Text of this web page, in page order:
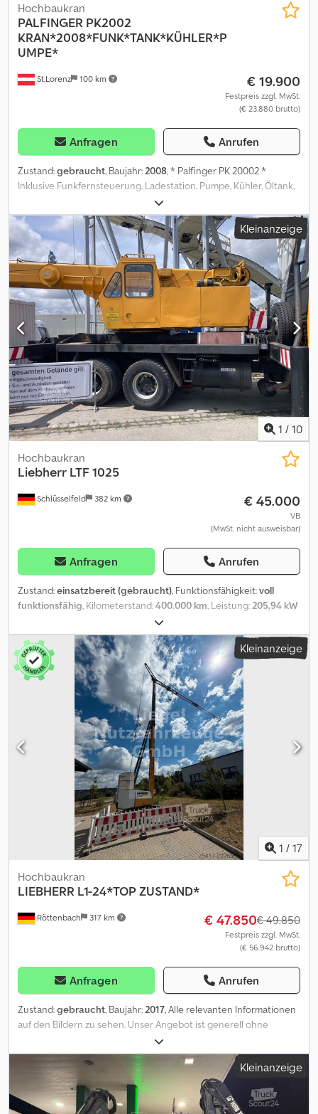
St.Lorenz 100 km
Hochbaukran
PALFINGER PK2002
KRAN*2008*FUNK*TANK*KÜHLER*P
UMPE*
€ 19.900
Festpreis zzgl. MwSt.
(€ 23.880 brutto)
Anfragen Anrufen
Zustand:gebraucht, Baujahr:2008, * Palfinger PK 20002 *
Inklusive Funkfernsteuerung, Ladestation, Pumpe, Kühler, Öltank,
Csdpfx Aszqiupecaeha * Baujahr: 2008 * Alle Angaben ohne
Gewähr * Irrtum und Zwischenverkauf Vorbehalten
Kleinanzeige
1 / 10
Schlüsselfeld 382 km
Hochbaukran
Liebherr LTF 1025
€ 45.000
VB
(MwSt. nicht ausweisbar)
Anfragen Anrufen
Zustand:einsatzbereit (gebraucht), Funktionsfähigkeit:voll
funktionsfähig , Kilometerstand:400.000 km , Leistung: 205,94 kW
mechanisch
Gesamtgewicht:26.000 kg, Leergewicht:26.000 kg, maximales
Ladegewicht:26.000 kg, Reifengröße:13/22,5, Achsen-
Konfiguration:3 Achsen, nächste Prüfung (TÜV):03/2027
Emissionsklasse:Euro5 , Bremsen:Sonstige, Federung:
Kran, Die Anlage befindet sich in einem
gebrauchten, altersentsprechenden Zustand mit den üblichen
Gebrauchsspuren. Sie wurde regelmäßig genutzt sowie laufend
gewartet und instand gehalten. Eine Besichtigung ist jederzeit
nach Terminvereinbarung möglich. Chsdpfezrnd Ssx Acaja
Kleinanzeige
1 / 17
Röttenbach 317 km
Hochbaukran
LIEBHERR L1-24*TOP ZUSTAND*
€ 47.850€ 49.850
Festpreis zzgl. MwSt.
(€ 56.942 brutto)
Anfragen Anrufen
Zustand:gebraucht, Baujahr:2017, Alle relevanten Informationen
auf den Bildern zu sehen. Unser Angebot ist generell ohne
HU/AU/SP-Abnahme und Kennzeichen Irrtum und
Zwischenverkauf vorbehalten Besichtigung nur mit Termin
möglich WhatsApp-Anfragen werden nicht beantwortet Codpfx
Aozit Tyjcaeha Interne-Nummer:
Kleinanzeige